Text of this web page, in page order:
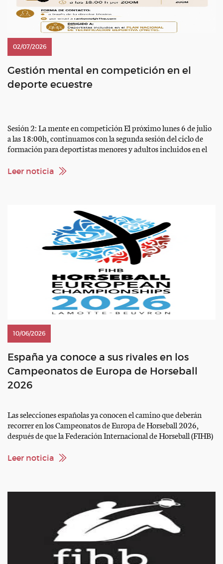
02/07/2026
Gestión mental en competición en el
deporte ecuestre
Sesión 2: La mente en competición El próximo lunes 6 de julio
a las 18:00h, continuamos con la segunda sesión del ciclo de
formación para deportistas menores y adultos incluidos en el
De la mano de Luciana Blix, profundizaremos en la gestión
Leer noticia
10/06/2026
España ya conoce a sus rivales en los
Campeonatos de Europa de Horseball
2026
Las selecciones españolas ya conocen el camino que deberán
recorrer en los Campeonatos de Europa de Horseball 2026,
después de que la Federación Internacional de Horseball (FIHB)
categorías Pro Elite, Ladies, Under 21 y Under 16. El
Leer noticia